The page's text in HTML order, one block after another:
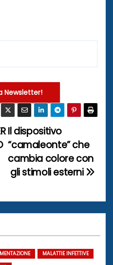
Newsletter!
Il dispositivo
“camaleonte” che
cambia colore con
gli stimoli esterni
MALATTIE INFETTIVE